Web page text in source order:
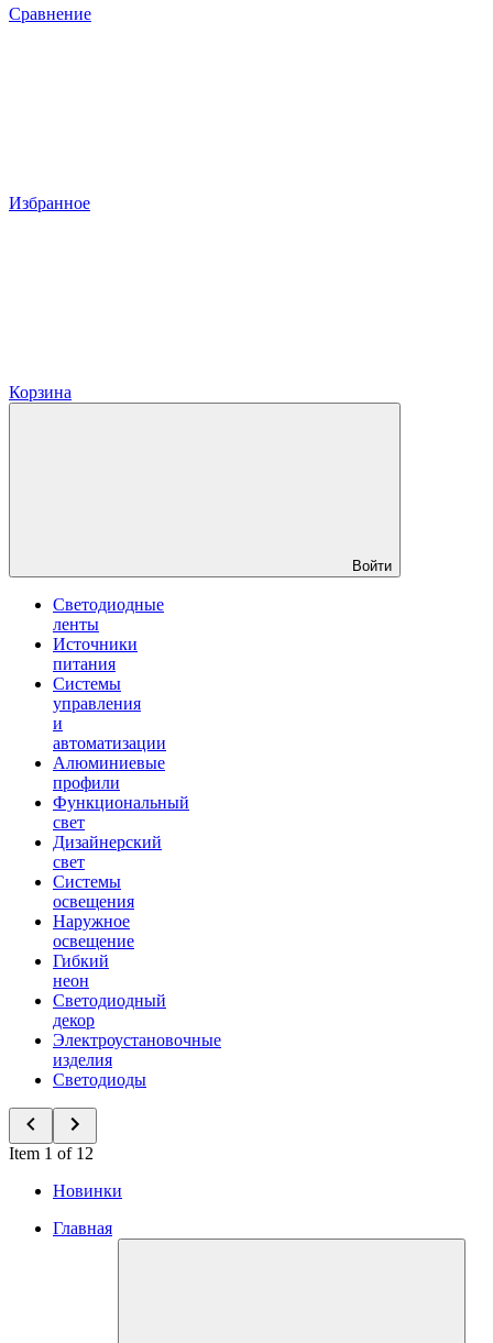
Сравнение
Избранное
Корзина
Войти
Светодиодные
ленты
Источники
питания
Системы
управления
и
автоматизации
Алюминиевые
профили
Функциональный
свет
Дизайнерский
свет
Системы
освещения
Наружное
освещение
Гибкий
неон
Светодиодный
декор
Электроустановочные
изделия
Светодиоды
Item 1 of 12
Новинки
Главная